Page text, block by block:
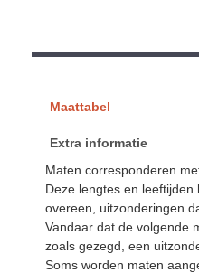
Maattabel
Extra informatie
Maten corresponderen
Deze lengtes en
overeen, uitzonderingen
Vandaar dat de volgende
zoals gezegd, een
Soms worden maten